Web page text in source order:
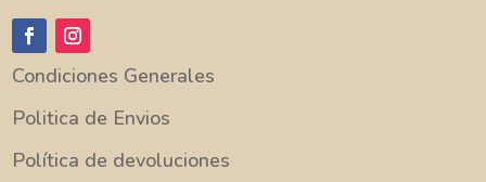
Condiciones Generales
Politica de Envios
Política de devoluciones